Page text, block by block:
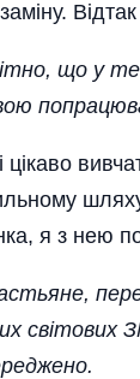
що у
цікаво
я з нею